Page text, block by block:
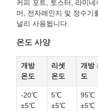
커피 포트, 토스터, 라미
머, 전자레인지 및 정수기
널리 사용됩니다.
온도 사양
개방
온도
리셋
온도
개방
도
-20℃
±5℃
5℃
±5℃
95℃
±5℃